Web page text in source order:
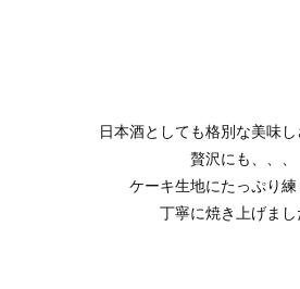
日本酒としても格別な美味し
贅沢にも、、、
ケーキ生地にたっぷり練
丁寧に焼き上げまし